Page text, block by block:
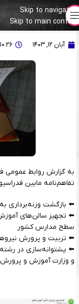
Skip to navigation
Skip to main content
اتفاقی خوب برای
آبان ۱۲, ۱۴۰۳ ۱۰:۲۶ ق٫ظ
به گزارش روابط عمومی
تفاهم‌نامه مابین
⬅️ بازگشت وزنه‌برداری
⬅️ تجهیز سالن‌های
سطح مدارس کشور
⬅️ تربیت و پرورش
⬅️ پشتوانه‌سازی در رشته
و وزارت آموزش و پرورش